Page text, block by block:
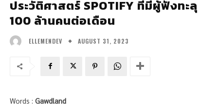
ประวัติศาสตร์ SPOTIFY ที่มีผู้ฟังทะลุ
100 ล้านคนต่อเดือน
ELLEMENDEV AUGUST 31, 2023
Words : Gawdland